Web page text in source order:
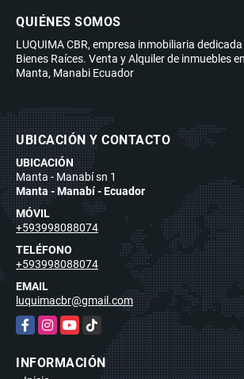
QUIÉNES SOMOS
LUQUIMA CBR, empresa inmobiliaria
Bienes Raíces. Venta y Alquiler de inmuebles
Manta, Manabi Ecuador
UBICACIÓN Y CONTACTO
UBICACIÓN
Manta - Manabí sn 1
Manta - Manabí - Ecuador
MÓVIL
+593998088074
TELÉFONO
+593998088074
EMAIL
luquimacbr@gmail.com
FacebookInstagram
YouTubeTikTok
INFORMACIÓN